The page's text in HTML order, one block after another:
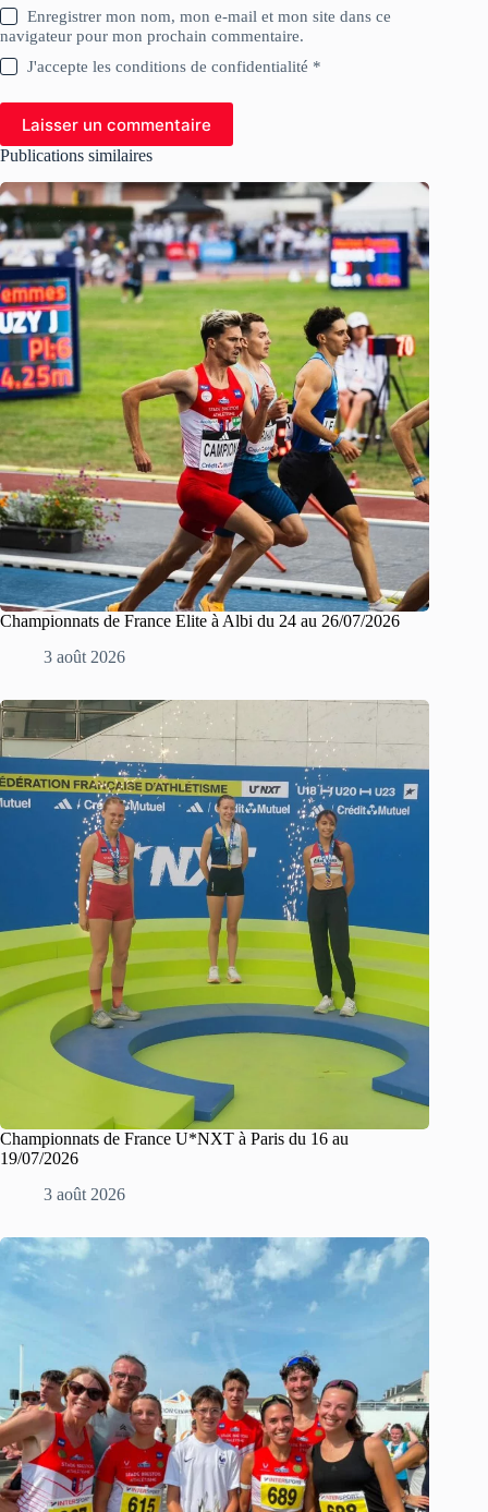
Enregistrer mon nom, mon e-mail et mon site dans ce
navigateur pour mon prochain commentaire.
J'accepte les conditions de confidentialité *
Laisser un commentaire
Publications similaires
Championnats de France Elite à Albi du 24 au 26/07/2026
3 août 2026
Championnats de France U*NXT à Paris du 16 au
19/07/2026
3 août 2026